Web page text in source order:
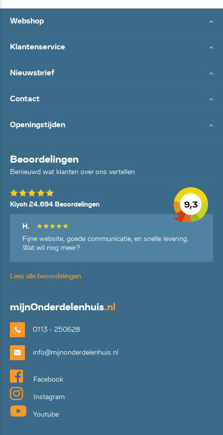
Webshop
Klantenservice
Nieuwsbrief
Contact
Openingstijden
Beoordelingen
Benieuwd wat klanten over ons vertellen
9,3
Kiyoh 24.694 Beoordelingen
H.
Fijne website, goede communicatie, en snelle levering.
Wat wil nog meer?
Lees alle beoordelingen
mijnOnderdelenhuis.nl
0113 - 250628
info@mijnonderdelenhuis.nl
Facebook
Instagram
Youtube